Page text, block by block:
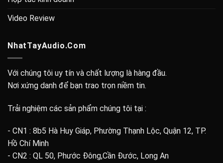
Video Review
NhatTayAudio.Com
Với chúng tôi uy tín và chất lượng là hàng đầu.
Nơi xứng danh để bạn trao trọn niềm tin.
Trải nghiệm các sản phẩm chúng tôi tại :
- CN1 : 8b5 Hà Huy Giáp, Phường Thạnh Lộc, Quận 12, TP.
Hồ Chí Minh
- CN2 : QL 50, Phước Đông,Cần Đước, Long An